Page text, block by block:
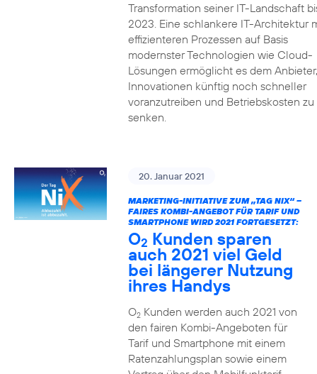
Transformation seiner IT-Landschaft
2023. Eine schlankere IT-Architektur
effizienteren Prozessen auf Basis
modernster Technologien wie Cloud-
Lösungen ermöglicht es dem Anbieter,
Innovationen künftig noch schneller
voranzutreiben und Betriebskosten zu
senken.
20. Januar 2021
MARKETING-INITIATIVE ZUM „TAG NIX“ –
FAIRES KOMBI-ANGEBOT FÜR TARIF UND
SMARTPHONE WIRD 2021 FORTGESETZT:
O2 Kunden sparen
auch 2021 viel Geld
bei längerer Nutzung
ihres Handys
O2Kunden werden auch 2021 von
den fairen Kombi-Angeboten für
Tarif und Smartphone mit einem
Ratenzahlungsplan sowie einem